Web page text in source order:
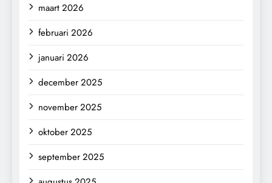
maart 2026
februari 2026
januari 2026
december 2025
november 2025
oktober 2025
september 2025